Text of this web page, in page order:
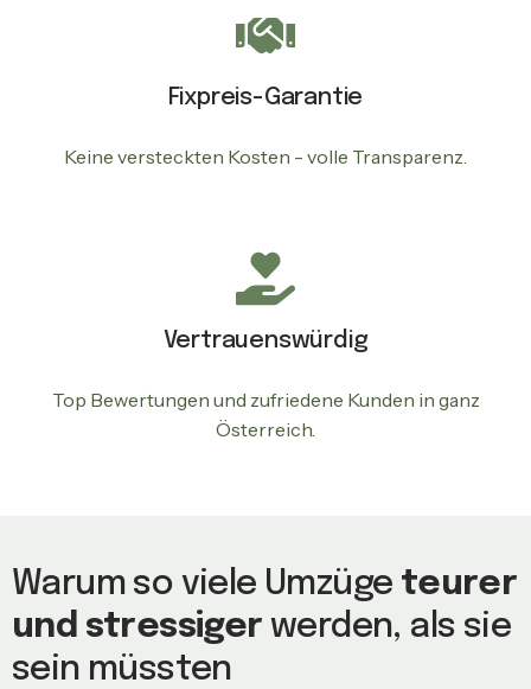
Fixpreis-Garantie
Keine versteckten Kosten - volle Transparenz.
Vertrauenswürdig
Top Bewertungen und zufriedene Kunden in ganz
Österreich.
Warum so viele Umzüge teurer
und stressiger werden, als sie
sein müssten